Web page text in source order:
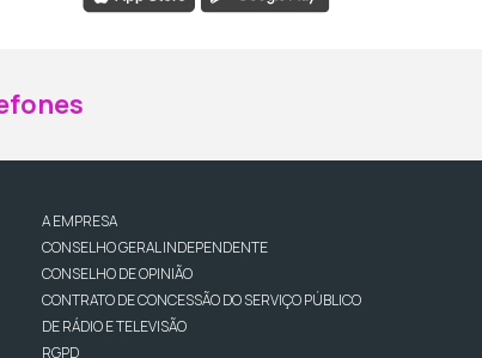
A EMPRESA
CONSELHO GERAL INDEPENDENTE
CONSELHO DE OPINIÃO
CONTRATO DE CONCESSÃO DO SERVIÇO PÚBLICO
DE RÁDIO E TELEVISÃO
RGPD